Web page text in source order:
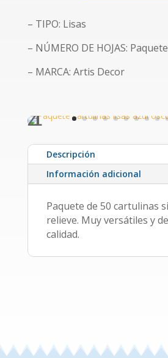
(varios
colores)
– TIPO: Lisas
– NÚMERO DE HOJAS:
– MARCA: Artis Decor
Descripción
Información adicional
Paquete de 50 cartulinas
relieve. Muy versátiles y
calidad.